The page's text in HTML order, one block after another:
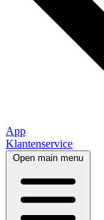
App
Klantenservice
Open main menu